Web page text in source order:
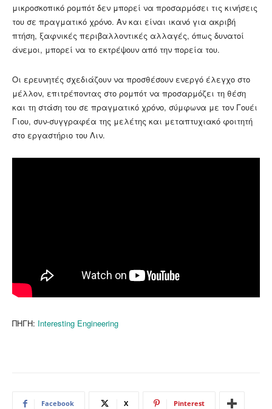
μικροσκοπικό ρομπότ δεν μπορεί να προσαρμόσει τις κινήσεις
του σε πραγματικό χρόνο. Αν και είναι ικανό για ακριβή
πτήση, ξαφνικές περιβαλλοντικές αλλαγές, όπως δυνατοί
άνεμοι, μπορεί να το εκτρέψουν από την πορεία του.
Οι ερευνητές σχεδιάζουν να προσθέσουν ενεργό έλεγχο στο
μέλλον, επιτρέποντας στο ρομπότ να προσαρμόζει τη θέση
και τη στάση του σε πραγματικό χρόνο, σύμφωνα με τον Γουέι
Γιου, συν-συγγραφέα της μελέτης και μεταπτυχιακό φοιτητή
στο εργαστήριο του Λιν.
ΠΗΓΗ: Interesting Engineering
Facebook X Pinterest